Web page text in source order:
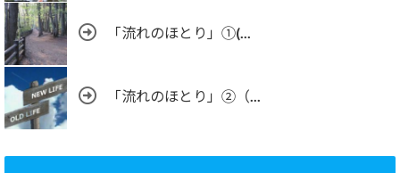
「流れのほとり」①(...
「流れのほとり」②（...